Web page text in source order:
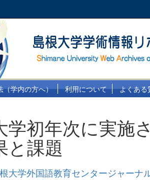
（学内の方へ） 利用について よくある
学初年次に実施
と課題
大学外国語教育センタージャーナ